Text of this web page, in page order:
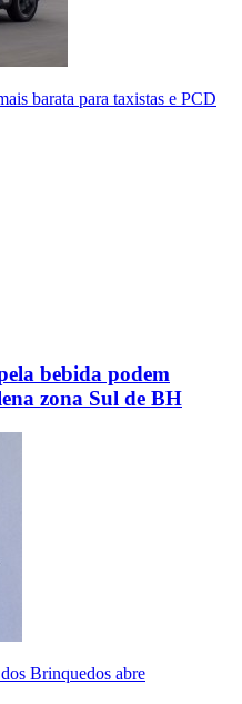
barata para taxistas e PCD
bebida podem
zona Sul de BH
Brinquedos abre